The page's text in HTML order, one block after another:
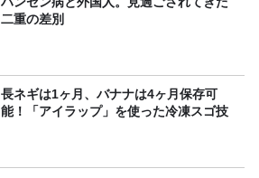
二重の差別
長ネギは1ヶ月、バナナは4ヶ月保存可
能！「アイラップ」を使った冷凍スゴ技